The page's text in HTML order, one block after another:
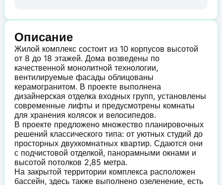
Описание
Жилой комплекс состоит из 10 корпусов высотой
от 8 до 18 этажей. Дома возведены по
качественной монолитной технологии,
вентилируемые фасады облицованы
керамогранитом. В проекте выполнена
дизайнерская отделка входных групп, установлены
современные лифты и предусмотрены комнаты
для хранения колясок и велосипедов.
В проекте предложено множество планировочных
решений классического типа: от уютных студий до
просторных двухкомнатных квартир. Сдаются они
с подчистовой отделкой, панорамными окнами и
высотой потолков 2,85 метра.
На закрытой территории комплекса расположен
бассейн, здесь также выполнено озеленение, есть